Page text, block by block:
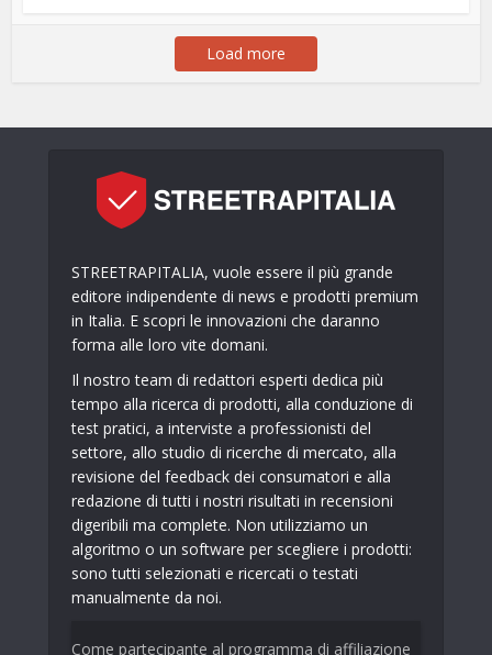
Load more
STREETRAPITALIA, vuole essere il più grande
editore indipendente di news e prodotti premium
in Italia. E scopri le innovazioni che daranno
forma alle loro vite domani.
Il nostro team di redattori esperti dedica più
tempo alla ricerca di prodotti, alla conduzione di
test pratici, a interviste a professionisti del
settore, allo studio di ricerche di mercato, alla
revisione del feedback dei consumatori e alla
redazione di tutti i nostri risultati in recensioni
digeribili ma complete. Non utilizziamo un
algoritmo o un software per scegliere i prodotti:
sono tutti selezionati e ricercati o testati
manualmente da noi.
Come partecipante al programma di affiliazione